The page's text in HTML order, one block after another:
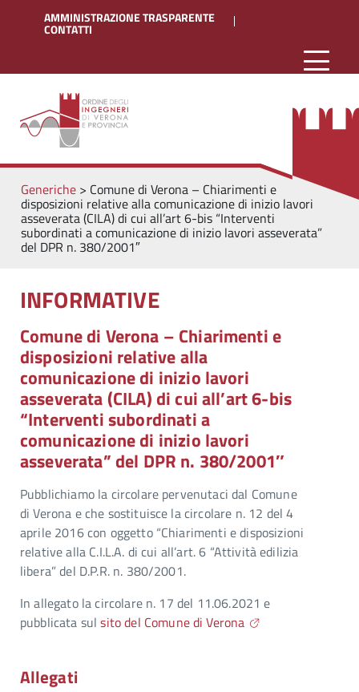
AMMINISTRAZIONE TRASPARENTE
CONTATTI
Generiche> Comune di Verona – Chiarimenti e
disposizioni relative alla comunicazione di inizio lavori
asseverata (CILA) di cui all’art 6-bis “Interventi
subordinati a comunicazione di inizio lavori asseverata”
del DPR n. 380/2001″
INFORMATIVE
Comune di Verona – Chiarimenti e
disposizioni relative alla
comunicazione di inizio lavori
asseverata (CILA) di cui all’art 6-bis
“Interventi subordinati a
comunicazione di inizio lavori
asseverata” del DPR n. 380/2001″
Pubblichiamo la circolare pervenutaci dal Comune
di Verona e che sostituisce la circolare n. 12 del 4
aprile 2016 con oggetto “Chiarimenti e disposizioni
relative alla C.I.L.A. di cui all’art. 6 “Attività edilizia
libera” del D.P.R. n. 380/2001.
In allegato la circolare n. 17 del 11.06.2021 e
pubblicata sul sito del Comune di Verona
Allegati